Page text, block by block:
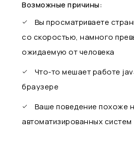
Возможные причины:
Вы просматриваете
со скоростью, намного
ожидаемую от человека
Что-то мешает работе
браузере
Ваше поведение похоже
автоматизированных систем